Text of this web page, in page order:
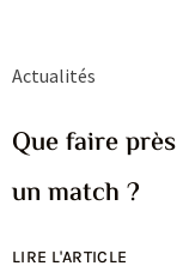
Actualités
Que faire
un match ?
LIRE L'ARTICLE